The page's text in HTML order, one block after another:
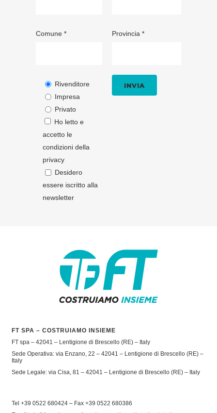
Comune *
Rivenditore
Impresa
Privato
Ho letto e
accetto le
condizioni della
privacy
Desidero
essere iscritto alla
newsletter
Provincia *
FT SPA – COSTRUIAMO INSIEME
FT spa – 42041 – Lentigione di Brescello (RE) – Italy
Sede Operativa: via Enzano, 22 – 42041 – Lentigione di Brescello (RE) –
Italy
Sede Legale: via Cisa, 81 – 42041 – Lentigione di Brescello (RE) – Italy
Tel +39 0522 680424 – Fax +39 0522 680386